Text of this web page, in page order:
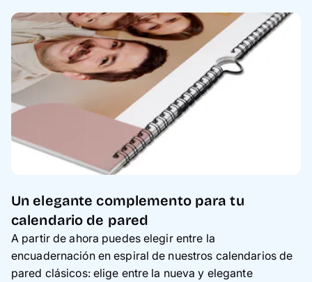
Un elegante complemento para tu
calendario de pared
A partir de ahora puedes elegir entre la
encuadernación en espiral de nuestros calendarios de
pared clásicos: elige entre la nueva y elegante